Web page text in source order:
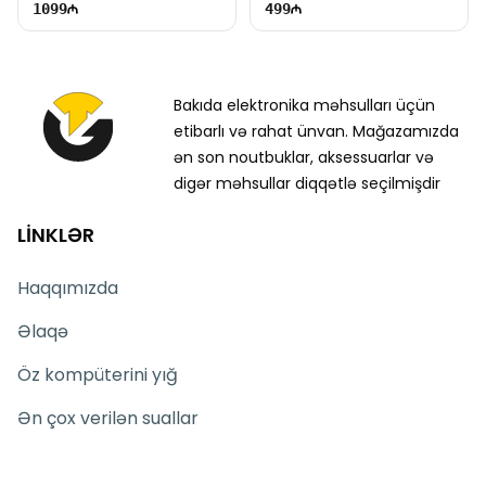
1099 499
Bakıda elektronika məhsulları üçün
etibarlı və rahat ünvan. Mağazamızda
ən son noutbuklar, aksessuarlar və
digər məhsullar diqqətlə seçilmişdir
LİNKLƏR
Haqqımızda
Əlaqə
Öz kompüterini yığ
Ən çox verilən suallar